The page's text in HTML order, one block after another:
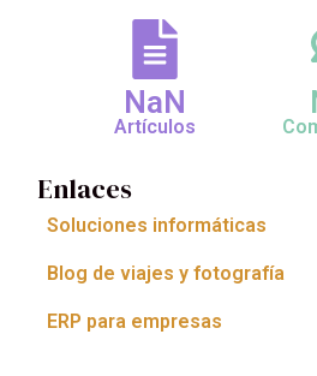
NaN
Artículos
Enlaces
Soluciones informáticas
Blog de viajes y fotografía
ERP para empresas